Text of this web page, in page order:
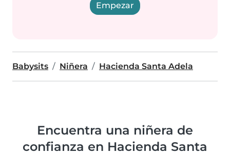
Empezar
Babysits Niñera Hacienda Santa Adela
Encuentra una niñera de
confianza en Hacienda Santa